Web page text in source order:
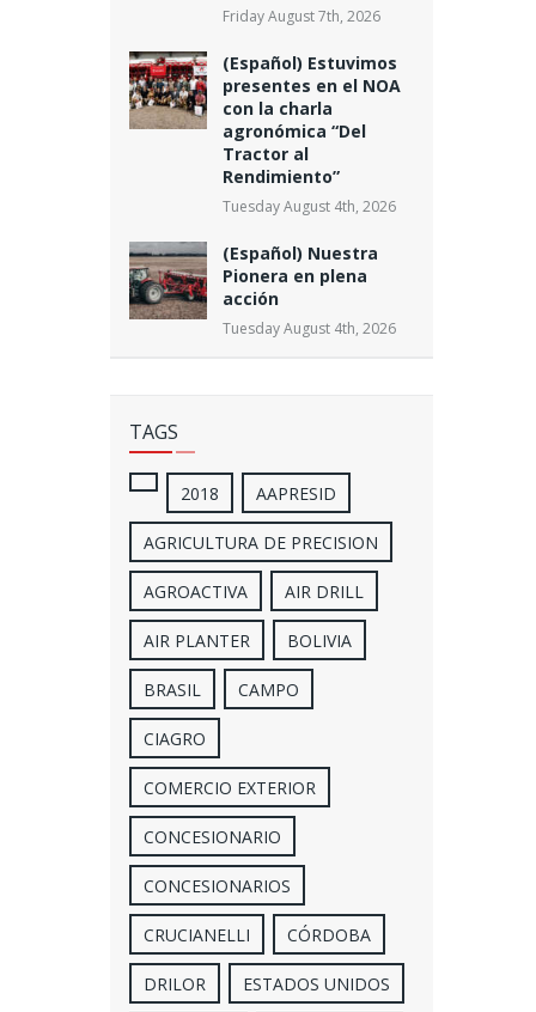
Friday August 7th, 2026
(Español) Estuvimos
presentes en el NOA
con la charla
agronómica “Del
Tractor al
Rendimiento”
Tuesday August 4th, 2026
(Español) Nuestra
Pionera en plena
acción
Tuesday August 4th, 2026
TAGS
2018 AAPRESID
AGRICULTURA DE PRECISION
AGROACTIVA AIR DRILL
AIR PLANTER BOLIVIA
BRASIL CAMPO
CIAGRO
COMERCIO EXTERIOR
CONCESIONARIO
CONCESIONARIOS
CRUCIANELLI CÓRDOBA
DRILOR ESTADOS UNIDOS